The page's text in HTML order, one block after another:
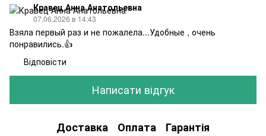
Кравец Анна Анатольевна
07.06.2026 в 14:43
Взяла первый раз и не пожалела...Удобные , очень
понравились.👍
Відповісти
Написати відгук
Доставка Оплата Гарантія